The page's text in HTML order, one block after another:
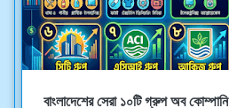
বাংলাদেশের সেরা ১০টি গ্রুপ অব কোম্পানি